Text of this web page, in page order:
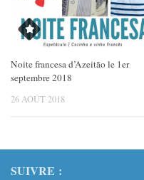
Noite francesa d’Azeitão le 1er
septembre 2018
26 AOÛT 2018
SUIVRE :